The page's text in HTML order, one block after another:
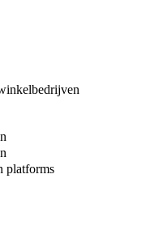
platforms